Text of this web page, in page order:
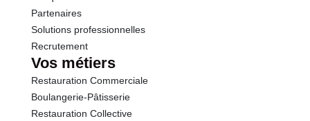
Partenaires
Solutions professionnelles
Recrutement
Vos métiers
Restauration Commerciale
Boulangerie-Pâtisserie
Restauration Collective